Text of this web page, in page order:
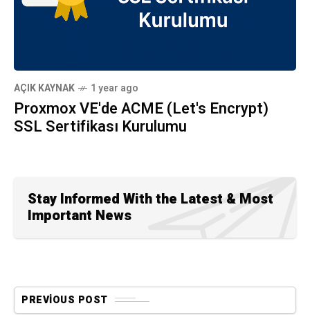
AÇIK KAYNAK 1 year ago
Proxmox VE'de ACME (Let's Encrypt)
SSL Sertifikası Kurulumu
Stay Informed With the Latest & Most
Important News
PREVIOUS POST